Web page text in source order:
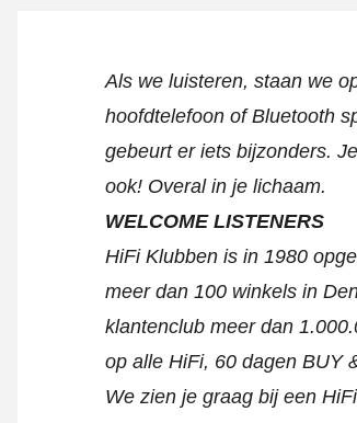
Als we luisteren, staan we
hoofdtelefoon of Bluetooth
gebeurt er iets bijzonders.
ook! Overal in je lichaam.
WELCOME LISTENERS
HiFi Klubben is in 1980
meer dan 100 winkels in
klantenclub meer dan
op alle HiFi, 60 dagen BUY
We zien je graag bij een